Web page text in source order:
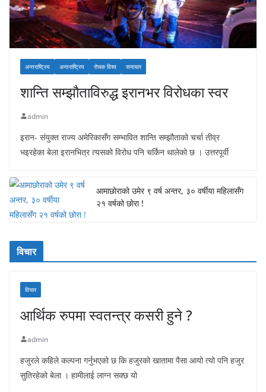
अन्तराष्ट्रिय अन्तराष्ट्रिय रोचक विश्व समाचार
शान्ति सम्झौताविरुद्ध इरानभर विरोधका स्वर
admin
इरान- संयुक्त राज्य अमेरिकासँग सम्भावित शान्ति सम्झौताको चर्चा तीव्र
भइरहेका बेला इरानभित्र त्यसको विरोध पनि चर्किन थालेको छ । उत्तरपूर्वी
आमाछोराको उमेर ९ वर्ष अन्तर, ३० वर्षीया महिलासँग
२१ वर्षको छोरा !
विचार
विचार
आर्थिक रुपमा स्वतन्त्र कसरी हुने ?
admin
हजुरले कहिले कल्पना गर्नुभएको छ कि हजुरको खातामा पैसा आयो त्यो पनि हजुर
सुतिरहेको बेला । हामीलाई लाग्न सक्छ यो